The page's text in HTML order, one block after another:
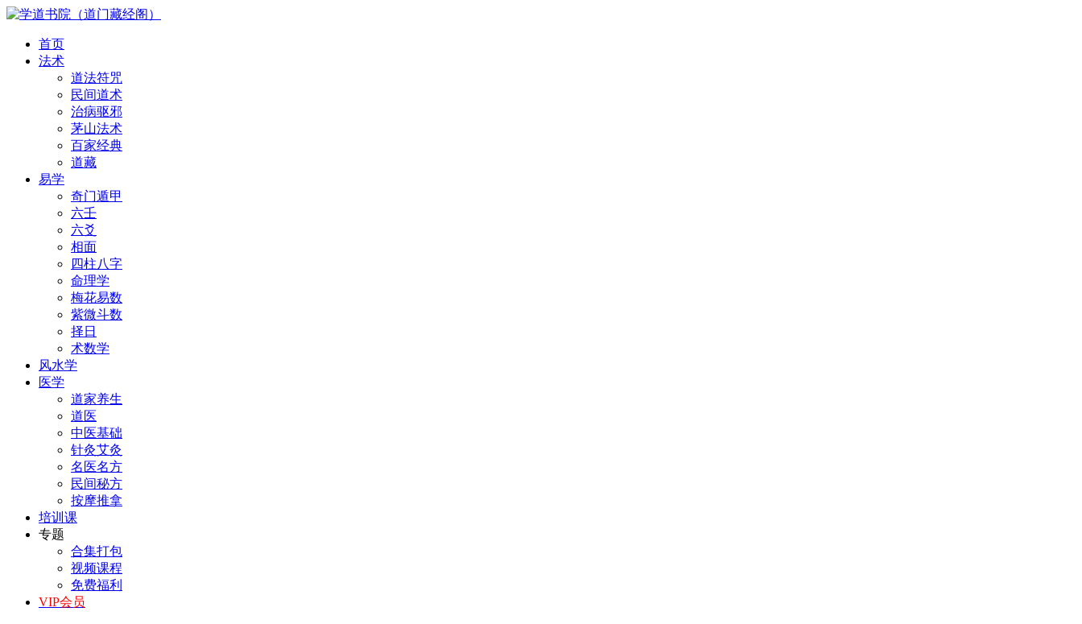
首页
法术
道法符咒
民间道术
治病驱邪
茅山法术
百家经典
道藏
易学
奇门遁甲
六壬
六爻
相面
四柱八字
命理学
梅花易数
紫微斗数
择日
术数学
风水学
医学
道家养生
道医
中医基础
针灸艾灸
名医名方
民间秘方
按摩推拿
培训课
专题
合集打包
视频课程
免费福利
VIP会员